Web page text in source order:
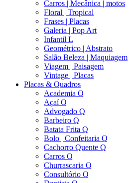
Carros | Mecânica | motos
Floral | Tropical
Frases | Placas
Galeria | Pop Art
Infantil L
Geométrico | Abstrato
Salão Beleza | Maquiagem
Viagem | Paisagem
Vintage | Placas
Placas & Quadros
Academia Q
Açaí Q
Advogado Q
Barbeiro Q
Batata Frita Q
Bolo | Confeitaria Q
Cachorro Quente Q
Carros Q
Churrascaria Q
Consultório Q